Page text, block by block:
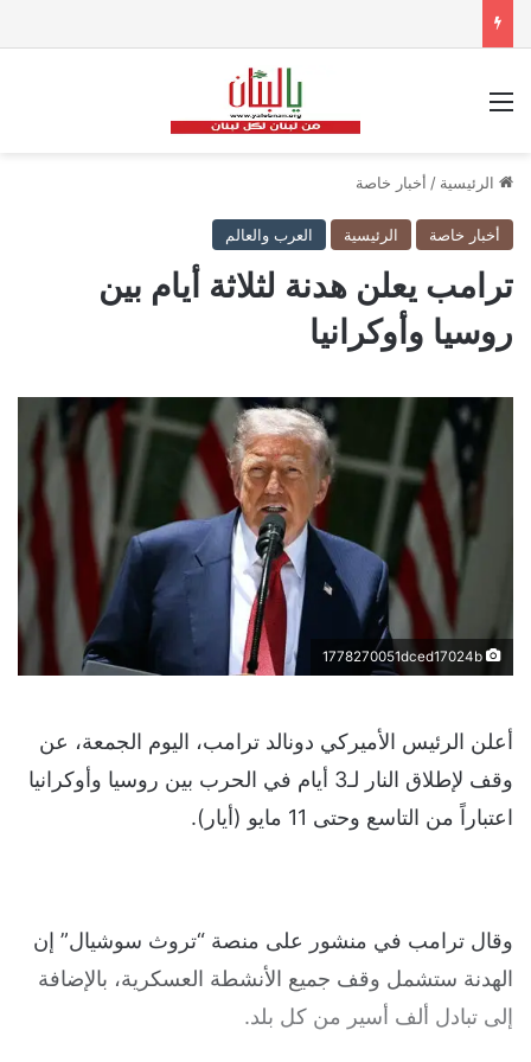
الرئيسية / أخبار خاصة
أخبار خاصة الرئيسية العرب والعالم
ترامب يعلن هدنة لثلاثة أيام بين
روسيا وأوكرانيا
أعلن الرئيس الأميركي دونالد ترامب، اليوم الجمعة، عن
وقف لإطلاق النار لـ3 أيام في الحرب بين روسيا وأوكرانيا
اعتباراً من التاسع وحتى 11 مايو (أيار).
وقال ترامب في منشور على منصة “تروث سوشيال” إن
الهدنة ستشمل وقف جميع الأنشطة العسكرية، بالإضافة
إلى تبادل ألف أسير من كل بلد.